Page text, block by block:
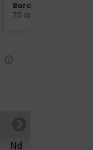
Bardzo dobry
70 opinii
Nd